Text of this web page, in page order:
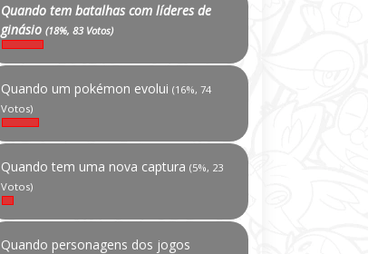
Quando tem batalhas com líderes de
ginásio (18%, 83 Votos)
Quando um pokémon evolui (16%, 74
Votos)
Quando tem uma nova captura (5%, 23
Votos)
Quando personagens dos jogos